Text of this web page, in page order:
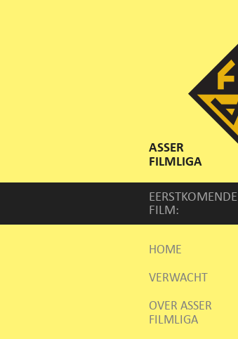
ASSER
FILMLIGA
EERSTKOMENDE
FILM:
HOME
VERWACHT
OVER ASSER
FILMLIGA